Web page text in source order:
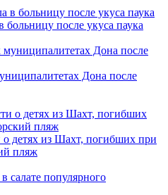
после укуса паука
Дона после
детях из Шахт, погибших при
пляж